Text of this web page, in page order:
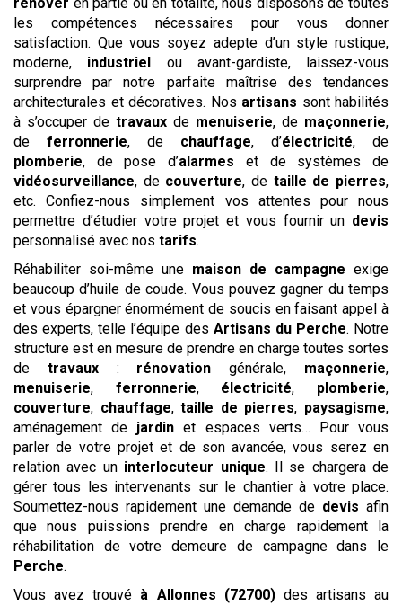
rénover en partie ou en totalité, nous disposons de toutes
les compétences nécessaires pour vous donner
satisfaction. Que vous soyez adepte d’un style rustique,
moderne, industriel
ou avant-gardiste, laissez-vous
surprendre par notre parfaite maîtrise des tendances
architecturales et décoratives. Nos artisans sont habilités
à s’occuper de travaux de menuiserie, de maçonnerie,
de ferronnerie, de chauffage, d’électricité, de
plomberie, de pose d’alarmes et de systèmes de
vidéosurveillance, de couverture, de taille de pierres,
etc. Confiez-nous simplement vos attentes pour nous
permettre d’étudier votre projet et vous fournir un devis
personnalisé avec nos tarifs.
Réhabiliter soi-même une maison de campagne exige
beaucoup d’huile de coude. Vous pouvez gagner du temps
et vous épargner énormément de soucis en faisant appel à
des experts, telle l’équipe des Artisans du Perche. Notre
structure est en mesure de prendre en charge toutes sortes
de travaux: rénovation générale, maçonnerie,
menuiserie, ferronnerie, électricité, plomberie,
couverture, chauffage,taille de pierres, paysagisme,
aménagement de jardin et espaces verts… Pour vous
parler de votre projet et de son avancée, vous serez en
relation avec un interlocuteur unique. Il se chargera de
gérer tous les intervenants sur le chantier à votre place.
Soumettez-nous rapidement une demande de devis afin
que nous puissions prendre en charge rapidement la
réhabilitation de votre demeure de campagne dans le
Perche.
Vous avez trouvé à Allonnes (72700) des artisans au